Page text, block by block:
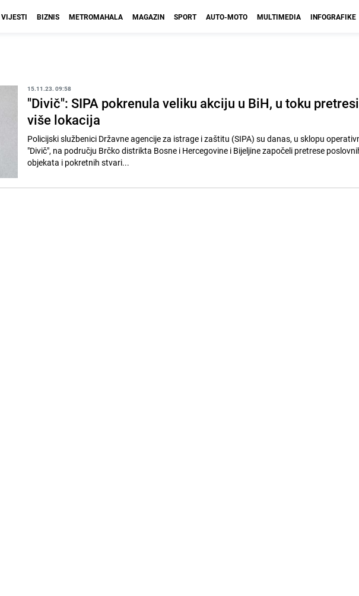
VIJESTI BIZNIS METROMAHALA MAGAZIN SPORT AUTO-MOTO MULTIMEDIA INFOGRAFIKE
15.11.23. 09:58
"Divič": SIPA pokrenula veliku akciju u BiH, u toku
više lokacija
Policijski službenici Državne agencije za istrage i zaštitu (SIPA) su danas, u sklopu
"Divič", na području Brčko distrikta Bosne i Hercegovine i Bijeljine započeli pretrese
objekata i pokretnih stvari...